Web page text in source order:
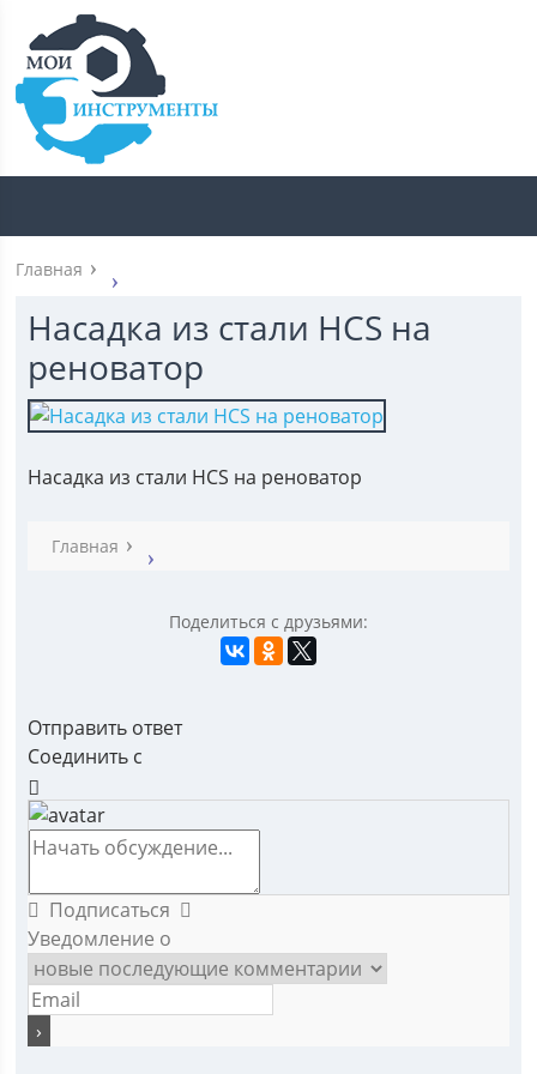
Главная
Насадка из стали HCS на
реноватор
Насадка из стали HCS на реноватор
Главная
Поделиться с друзьями:
Отправить ответ
Соединить с
Подписаться
Уведомление о